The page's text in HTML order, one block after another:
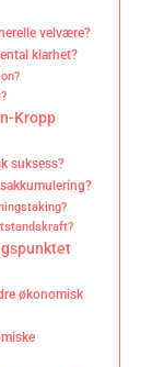
velvære?
klarhet?
Kropp
suksess?
økonomisk